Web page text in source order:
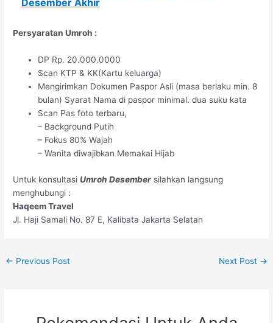
Persyaratan Umroh :
DP Rp. 20.000.0000
Scan KTP & KK(Kartu keluarga)
Mengirimkan Dokumen Paspor Asli (masa berlaku min. 8
bulan) Syarat Nama di paspor minimal. dua suku kata
Scan Pas foto terbaru,
– Background Putih
– Fokus 80% Wajah
– Wanita diwajibkan Memakai Hijab
Untuk konsultasiUmroh Desember silahkan langsung
menghubungi :
Haqeem Travel
Jl. Haji Samali No. 87 E, Kalibata Jakarta Selatan
← Previous Post Next Post →